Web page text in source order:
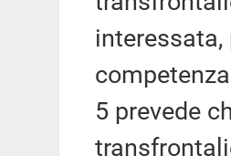
5 prevede